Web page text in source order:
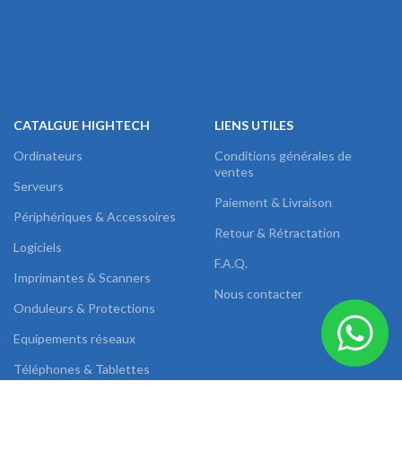
CATALGUE HIGHTECH
Ordinateurs
Serveurs
Périphériques & Accessoires
Logiciels
Imprimantes & Scanners
Onduleurs & Protections
Equipements réseaux
Téléphones & Tablettes
LIENS UTILES
Conditions générales de
ventes
Paiement & Livraison
Retour & Rétractation
F.A.Q.
Nous contacter